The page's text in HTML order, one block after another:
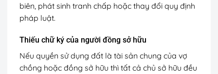
biên, phát sinh tranh chấp hoặc thay đổi quy định
pháp luật.
Thiếu chữ ký của người đồng sở hữu
Nếu quyền sử dụng đất là tài sản chung của vợ
chồng hoặc đồng sở hữu thì tất cả chủ sở hữu đều